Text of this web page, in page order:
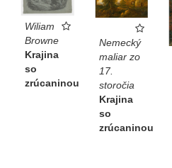
Wiliam
Browne
Krajina
so
zrúcaninou
Nemecký
maliar zo
17.
storočia
Krajina
so
zrúcaninou